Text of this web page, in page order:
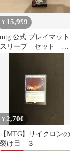
¥ 15,999
mtg 公式 プレイマット
スリーブ セット 日
¥2,700
【MTG】サイクロンの
裂け目 ３